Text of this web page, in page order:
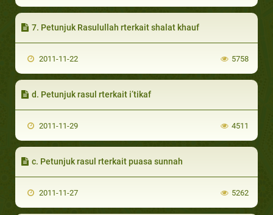
7. Petunjuk Rasulullah rterkait shalat khauf
2011-11-22 5758
d. Petunjuk rasul rterkait i’tikaf
2011-11-29 4511
c. Petunjuk rasul rterkait puasa sunnah
2011-11-27 5262